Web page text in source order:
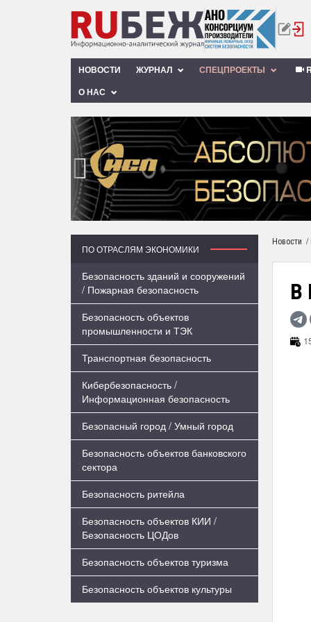
НОВОСТИ ЖУРНАЛ СПЕЦПРОЕКТЫ
О НАС
‹
ПО ОТРАСЛЯМ ЭКОНОМИКИ
Безопасность зданий и сооружений
/ Пожарная безопасность
Безопасность объектов
промышленности и ТЭК
Транспортная безопасность
Кибербезопасность /
Информационная безопасность
Безопасный город / Умный город
Безопасность объектов банковского
сектора
Безопасность ритейла
Безопасность объектов КИИ /
Безопасность ЦОДов
Безопасность объектов туризма
Безопасность объектов культуры
Новости /
В